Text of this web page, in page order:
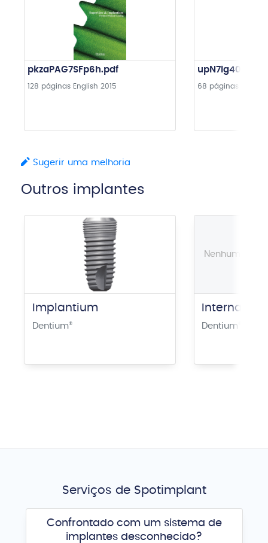
pkzaPAG7SFp6h.pdf
128 páginas English 2015 68 páginas
Sugerir uma melhoria
Outros implantes
Implantium
Dentium®
Nenhuma
Internal
Dentium
Serviços de Spotimplant
Confrontado com um sistema de
implantes desconhecido?